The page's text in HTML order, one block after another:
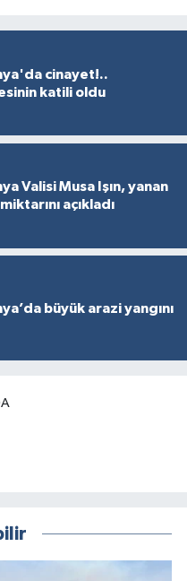
cinayet!..
katili oldu
Valisi Musa Işın, yanan
açıkladı
büyük arazi yangını